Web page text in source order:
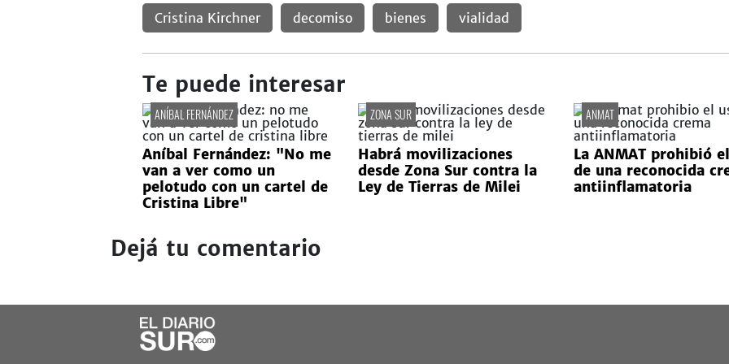
Cristina Kirchner decomiso bienes vialidad
Te puede interesar
ANÍBAL FERNÁNDEZ
Aníbal Fernández: "No me
van a ver como un
pelotudo con un cartel de
Cristina Libre"
ZONA SUR
Habrá movilizaciones
desde Zona Sur contra la
Ley de Tierras de Milei
ANMAT
La ANMAT prohibió
de una reconocida
antiinflamatoria
Dejá tu comentario